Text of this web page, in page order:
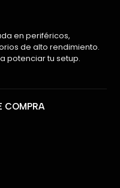
en periféricos,
de alto rendimiento.
potenciar tu setup.
COMPRA